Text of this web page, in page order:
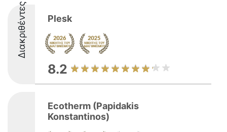
Διακριθέντες Plesk
8.2
Ecotherm (Papidakis
Konstantinos)